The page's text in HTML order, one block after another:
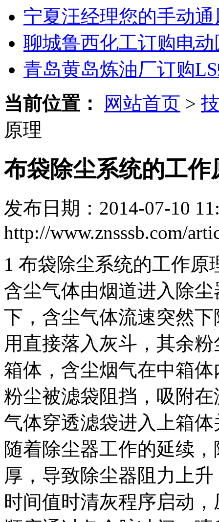
宁夏汪经理您的手动
聊城鲁西化工订购电
青岛黄岛炼油厂订购
当前位置：
网站首页 >
原理
布袋除尘系统的工作
发布日期：2014-07-10
http://www.znsssb.com/
1 布袋除尘系统的工作原
含尘气体由烟道进入除
下，含尘气体流速突然
用直接落入灰斗，其余
箱体，含尘烟气在中箱
粉尘被滤袋阻挡，吸附
气体穿透滤袋进入上箱
随着除尘器工作的延续
厚，导致除尘器阻力上
时间值时清灰程序启动